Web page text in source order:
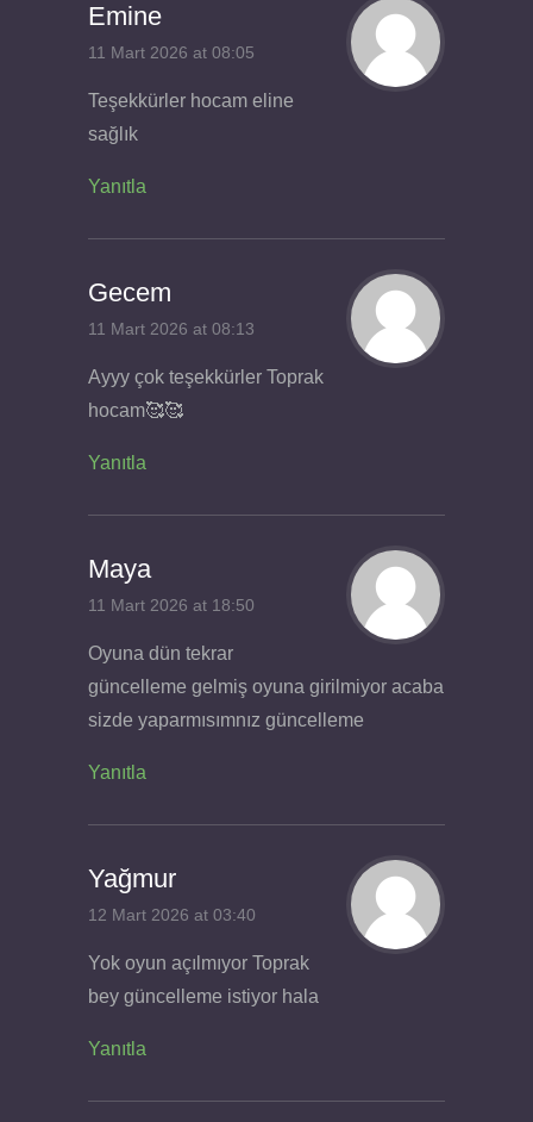
Emine
11 Mart 2026 at 08:05
Teşekkürler hocam eline
sağlık
Yanıtla
Gecem
11 Mart 2026 at 08:13
Ayyy çok teşekkürler Toprak
hocam🥰🥰
Yanıtla
Maya
11 Mart 2026 at 18:50
Oyuna dün tekrar
güncelleme gelmiş oyuna girilmiyor acaba
sizde yaparmısımnız güncelleme
Yanıtla
Yağmur
12 Mart 2026 at 03:40
Yok oyun açılmıyor Toprak
bey güncelleme istiyor hala
Yanıtla